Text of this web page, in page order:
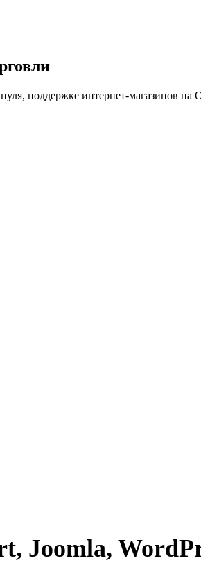
поддержке интернет-магазинов на
Joomla,